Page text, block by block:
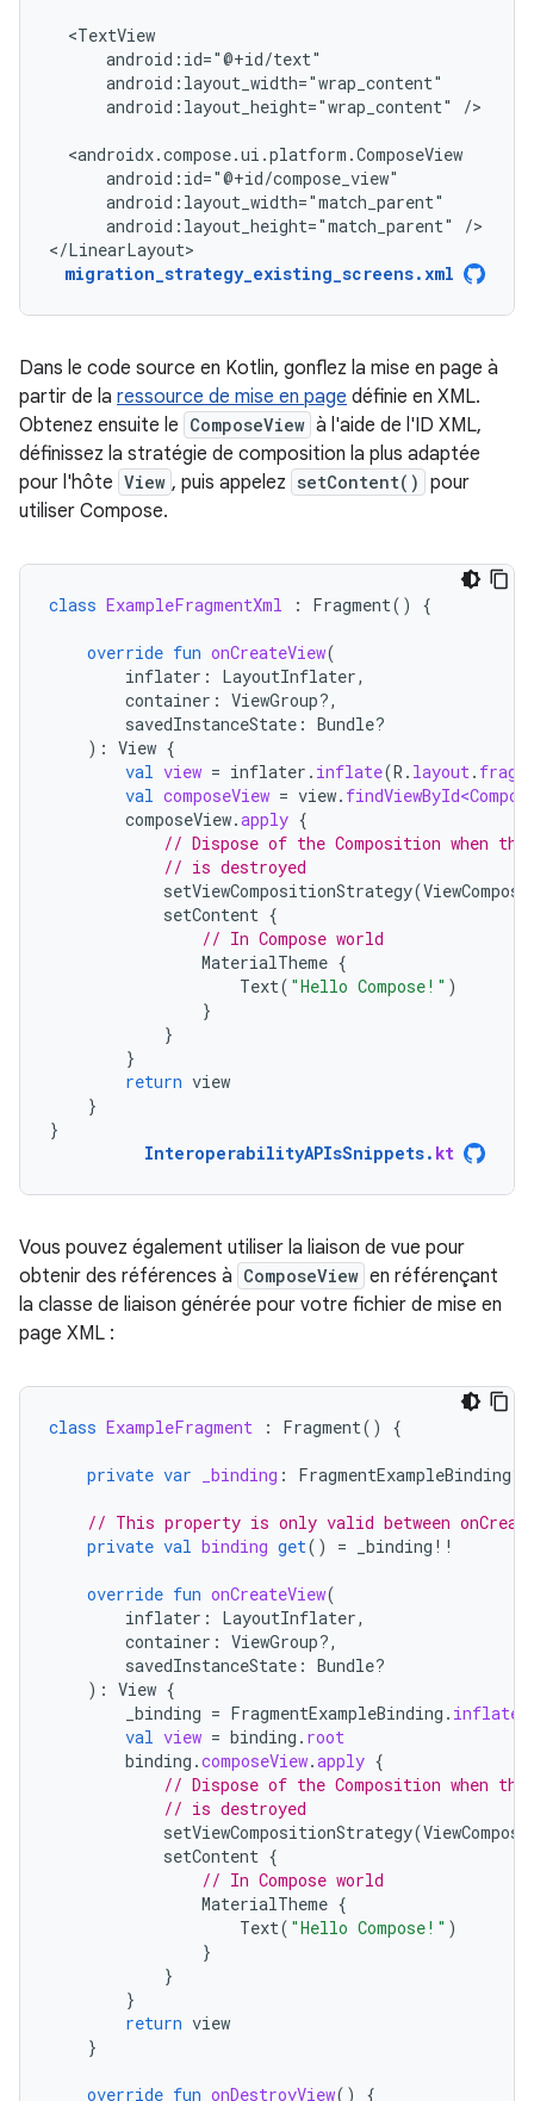
android:layout_height="wrap_content"
/>
android:layout_height="match_parent"
/>
</LinearLayout>
migration_strategy_existing_screens.xml
Dans le code source en Kotlin, gonflez la mise en page à
partir de la ressource de mise en page définie en XML.
Obtenez ensuite le ComposeView à l'aide de l'ID XML,
définissez la stratégie de composition la plus adaptée
pour l'hôte View , puis appelez setContent() pour
utiliser Compose.
class ExampleFragmentXml : Fragment() {
override fun onCreateView(
inflater : LayoutInflater,
container : ViewGroup?,
savedInstanceState : Bundle?
): View {
val view = inflater . inflate(R . layout.
val composeView = view.
composeView.apply {
// Dispose of the Composition when
// is destroyed
setViewCompositionStrategy(
setContent {
// In Compose world
MaterialTheme {
Text( "Hello Compose!" )
}
}
}
return view
}
}
InteroperabilityAPIsSnippets. kt
Vous pouvez également utiliser la liaison de vue pour
obtenir des références à ComposeView en référençant
la classe de liaison générée pour votre fichier de mise en
page XML :
class ExampleFragment : Fragment() {
private var _binding : FragmentExampleBinding?
// This property is only valid between
private val binding get() = _binding !!
override fun onCreateView(
inflater : LayoutInflater,
container : ViewGroup?,
savedInstanceState : Bundle?
): View {
_binding = FragmentExampleBinding . inflate
val view = binding . root
binding .composeView.apply {
// Dispose of the Composition when
// is destroyed
setViewCompositionStrategy(
setContent {
// In Compose world
MaterialTheme {
Text( "Hello Compose!" )
}
}
}
return view
}
override fun onDestroyView() {